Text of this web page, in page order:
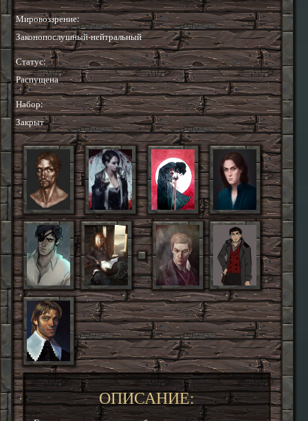
Мировоззрение:
Законопослушный-нейтральный
Статус:
Распущена
Набор:
Закрыт
ОПИСАНИЕ: